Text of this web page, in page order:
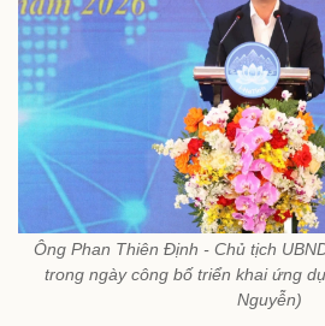
Ông Phan Thiên Định - Chủ tịch
trong ngày công bố triển khai ứng
Nguyễn)